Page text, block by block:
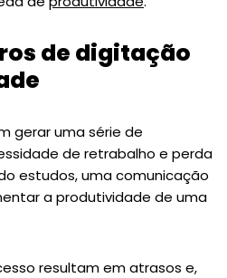
de digitação
gerar uma série de
de retrabalho e perda
estudos, uma comunicação
a produtividade de uma
resultam em atrasos e,